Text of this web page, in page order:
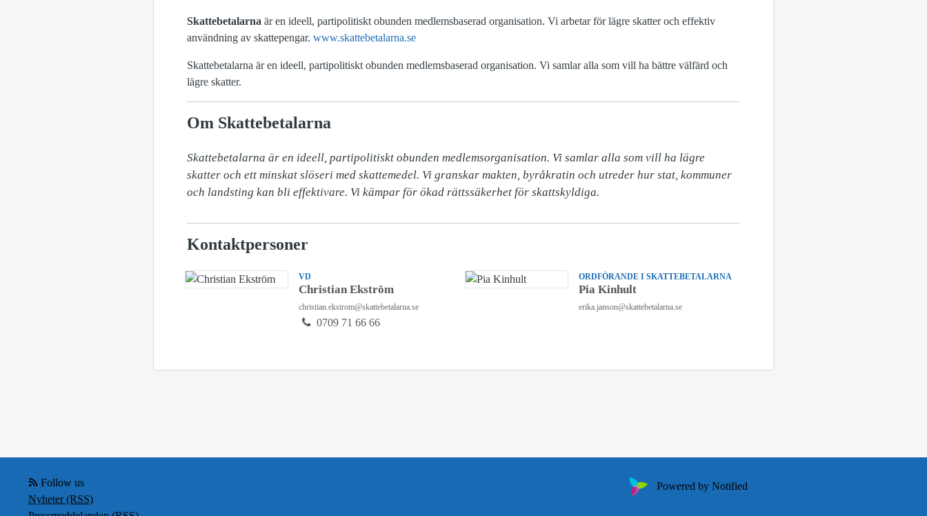
Skattebetalarna är en ideell, partipolitiskt obunden medlemsbaserad organisation. Vi arbetar för lägre skatter och effektiv
användning av skattepengar. www.skattebetalarna.se
Skattebetalarna är en ideell, partipolitiskt obunden medlemsbaserad organisation. Vi samlar alla som vill ha bättre välfärd och
lägre skatter.
Om Skattebetalarna
Skattebetalarna är en ideell, partipolitiskt obunden medlemsorganisation. Vi samlar alla som vill ha lägre
skatter och ett minskat slöseri med skattemedel. Vi granskar makten, byråkratin och utreder hur stat, kommuner
och landsting kan bli effektivare. Vi kämpar för ökad rättssäkerhet för skattskyldiga.
Kontaktpersoner
VD
Christian Ekström
christian.ekstrom@skattebetalarna.se
0709 71 66 66
ORDFÖRANDE I SKATTEBETALARNA
Pia Kinhult
erika.janson@skattebetalarna.se
Follow us
Nyheter (RSS)
Powered by Notified